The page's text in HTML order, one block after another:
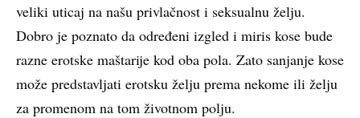
veliki uticaj na našu privlačnost i seksualnu želju.
Dobro je poznato da određeni izgled i miris kose bude
razne erotske maštarije kod oba pola. Zato sanjanje kose
može predstavljati erotsku želju prema nekome ili želju
za promenom na tom životnom polju.